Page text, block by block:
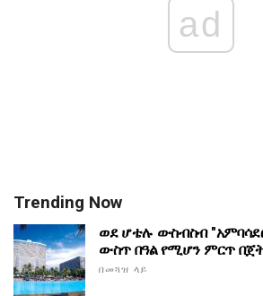
ad
Trending Now
ወደ ሆቴሉ ውስብስብ
ውስጥ በዓል የሚሆን ምርጥ
በመጓዝ ላይ